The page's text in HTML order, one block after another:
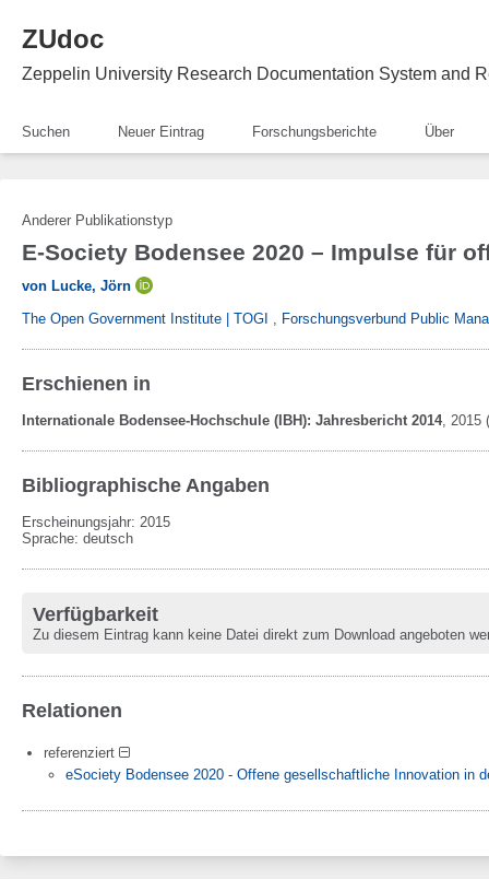
ZUdoc
Zeppelin University Research Documentation System and
Suchen Neuer Eintrag Forschungsberichte Über
Anderer Publikationstyp
E-Society Bodensee 2020 – Impulse für
von Lucke, Jörn
The Open Government Institute | TOGI , Forschungsverbund Public
Erschienen in
Internationale Bodensee-Hochschule (IBH): Jahresbericht 2014, 2015
Bibliographische Angaben
Erscheinungsjahr: 2015
Sprache: deutsch
Verfügbarkeit
Zu diesem Eintrag kann keine Datei direkt zum Download angeboten
Relationen
referenziert
eSociety Bodensee 2020 - Offene gesellschaftliche Innovation in